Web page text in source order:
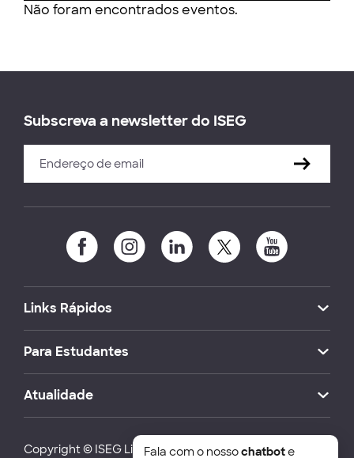
Não foram encontrados eventos.
Subscreva a newsletter do ISEG
Links Rápidos
Para Estudantes
Atualidade
Copyright © ISEG Lisbon School of Economics and
Fala com o nossochatbote